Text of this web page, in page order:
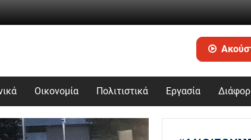
Οικονομία Πολιτιστικά Εργασία